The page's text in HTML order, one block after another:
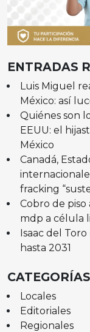
ENTRADAS
Luis Miguel
México: así
Quiénes son
EEUU: el
México
Canadá,
fracking
Cobro de piso
mdp a célula
Isaac del
hasta 2031
CATEGORÍAS
Locales
Editoriales
Regionales